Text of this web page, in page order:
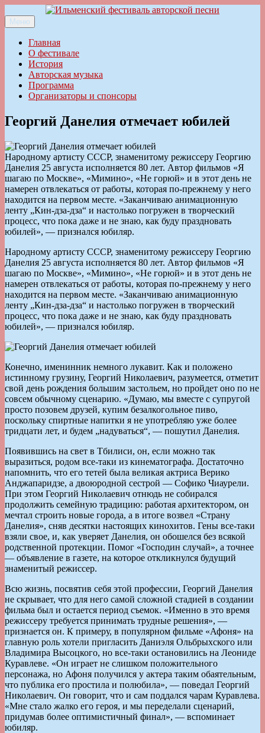
к
содержимому
Ильменский фестиваль авторской песни
Меню
Главная
О фестивале
История
Авторская музыка
Программа
Организаторы и спонсоры
Георгий Данелия отмечает юбилей
Народному артисту СССР, знаменитому режиссеру Георгию
Данелия 25 августа исполняется 80 лет. Автор фильмов «Я
шагаю по Москве», «Мимино», «Не горюй» и в этот день не
намерен отвлекаться от работы, которая по-прежнему у него
находится на первом месте. «Заканчиваю анимационную
ленту „Кин-дза-дза“ и настолько погружен в творческий
процесс, что пока даже и не знаю, как буду праздновать
юбилей», — признался юбиляр.
Народному артисту СССР, знаменитому режиссеру Георгию
Данелия 25 августа исполняется 80 лет. Автор фильмов «Я
шагаю по Москве», «Мимино», «Не горюй» и в этот день не
намерен отвлекаться от работы, которая по-прежнему у него
находится на первом месте. «Заканчиваю анимационную
ленту „Кин-дза-дза“ и настолько погружен в творческий
процесс, что пока даже и не знаю, как буду праздновать
юбилей», — признался юбиляр.
Конечно, именинник немного лукавит. Как и положено
истинному грузину, Георгий Николаевич, разумеется, отметит
свой день рождения большим застольем, но пройдет оно по не
совсем обычному сценарию. «Думаю, мы вместе с супругой
просто позовем друзей, купим безалкогольное пиво,
поскольку спиртные напитки я не употребляю уже более
тридцати лет, и будем „надуваться“, — пошутил Данелия.
Появившись на свет в Тбилиси, он, если можно так
выразиться, родом все-таки из кинематографа. Достаточно
напомнить, что его тетей была великая актриса Верико
Анджапаридзе, а двоюродной сестрой — Софико Чиаурели.
При этом Георгий Николаевич отнюдь не собирался
продолжить семейную традицию: работая архитектором, он
мечтал строить новые города, а в итоге возвел «Страну
Данелия», сняв десятки настоящих кинохитов. Гены все-таки
взяли свое, и, как уверяет Данелия, он обошелся без всякой
родственной протекции. Помог «Господин случай», а точнее
— объявление в газете, на которое откликнулся будущий
знаменитый режиссер.
Всю жизнь, посвятив себя этой профессии, Георгий Данелия
не скрывает, что для него самой сложной стадией в создании
фильма был и остается период съемок. «Именно в это время
режиссеру требуется принимать трудные решения», —
признается он. К примеру, в популярном фильме «Афоня» на
главную роль хотели пригласить Даниэля Ольбрыхского или
Владимира Высоцкого, но все-таки остановились на Леониде
Куравлеве. «Он играет не слишком положительного
персонажа, но Афоня получился у актера таким обаятельным,
что публика его простила и полюбила», — поведал Георгий
Николаевич. Он говорит, что и сам поддался чарам Куравлева.
«Мне стало жалко его героя, и мы переделали сценарий,
придумав более оптимистичный финал», — вспоминает
юбиляр.